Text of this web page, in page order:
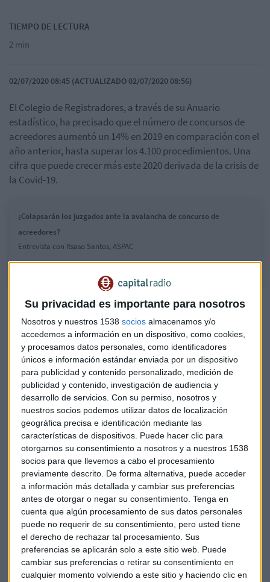
Su privacidad es importante para nosotros
Nosotros y nuestros 1538 socios almacenamos y/o
accedemos a información en un dispositivo, como cookies,
y procesamos datos personales, como identificadores
únicos e información estándar enviada por un dispositivo
para publicidad y contenido personalizado, medición de
publicidad y contenido, investigación de audiencia y
desarrollo de servicios. Con su permiso, nosotros y
nuestros socios podemos utilizar datos de localización
geográfica precisa e identificación mediante las
características de dispositivos. Puede hacer clic para
otorgarnos su consentimiento a nosotros y a nuestros 1538
socios para que llevemos a cabo el procesamiento
previamente descrito. De forma alternativa, puede acceder
a información más detallada y cambiar sus preferencias
antes de otorgar o negar su consentimiento. Tenga en
cuenta que algún procesamiento de sus datos personales
puede no requerir de su consentimiento, pero usted tiene
el derecho de rechazar tal procesamiento. Sus
preferencias se aplicarán solo a este sitio web. Puede
cambiar sus preferencias o retirar su consentimiento en
cualquier momento volviendo a este sitio y haciendo clic en
TIEMPO DE LECTURA
2 min
02/07/2020 08:45 (ACTUALIZADO 02/07/2020 08:56)
El Colegio de Registradores, a través de su Anuario
estadístico, ha precisado que el número de concursos de
acreedores aumentó un 14% en 2019 en comparación con el
año anterior, hasta superar los 4.100 procedimientos. Una
cifra que puede crecer más este 2020 derivada de la crisis de
la Covid-19.
¿Colapsarán los juzgados ante la avalancha de concurso de
acreedores?
Entrevista con Itsaso Santos, ASPAC
“Vemos un colapso de la Justicia”, asegura en Capital Radio
Itsaso Santos, miembro de la Junta Directiva de Aspac
(Asociación Profesional de. Administradores Concursales).
“Pero, esto no debe ser una razón para lanzar el balón hacia
delante”, añade.
El concurso de acreedores es el paso final que toman
muchos empresarios y, asegura, Santos, que“no hay que
demonizar el proceso y verlo como una herramienta
para salvar el tejido empresarial”.
Profesionalización
La Aspac, la asociación a la que pertenece Itsaso Santos, ha
presentado una batería de medidas paraevitar el colapso
de la Justiciaante la avalancha de peticiones de concurso
de acreedores tras el periodo de estado de alarma vivido por
Covid-19.
“Es el momento de reformar la Ley Concursal y se
profesionalice esta profesión”, destaca la miembro de la